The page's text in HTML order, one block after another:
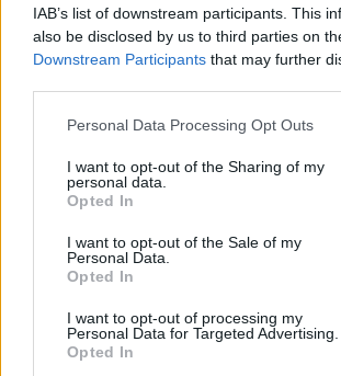
IAB’s list of downstream participants. This
also be disclosed by us to third parties on
Downstream Participants that may further
Personal Data Processing Opt Outs
I want to opt-out of the Sharing of my
personal data.
Opted In
I want to opt-out of the Sale of my
Personal Data.
Opted In
I want to opt-out of processing my
Personal Data for Targeted Advertising.
Opted In